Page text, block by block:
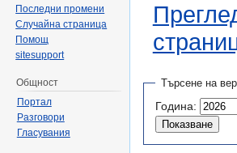
Търсене на
Година:
Последни промени
Случайна страница
Помощ
sitesupport
Общност
Портал
Разговори
Гласувания